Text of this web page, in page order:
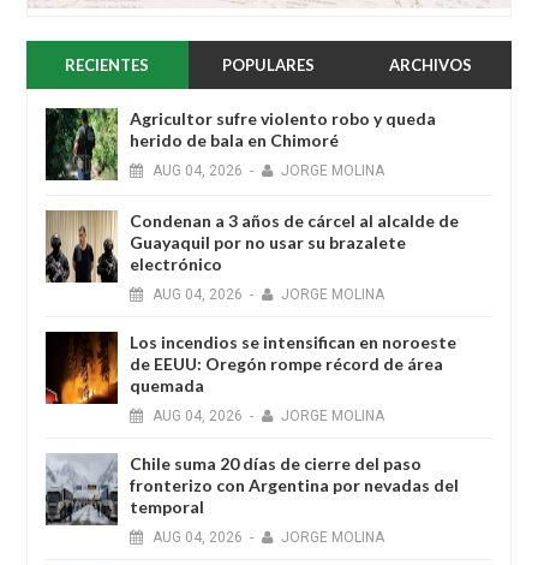
RECIENTES POPULARES ARCHIVOS
Agricultor sufre violento robo y queda
herido de bala en Chimoré
AUG 04, 2026 - JORGE MOLINA
Condenan a 3 años de cárcel al alcalde de
Guayaquil por no usar su brazalete
electrónico
AUG 04, 2026 - JORGE MOLINA
Los incendios se intensifican en noroeste
de EEUU: Oregón rompe récord de área
quemada
AUG 04, 2026 - JORGE MOLINA
Chile suma 20 días de cierre del paso
fronterizo con Argentina por nevadas del
temporal
AUG 04, 2026 - JORGE MOLINA